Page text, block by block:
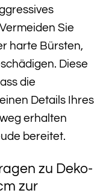
Sie
harte Bürsten,
Diese
die
Details Ihres
erhalten
bereitet.
zu Deko-
zur